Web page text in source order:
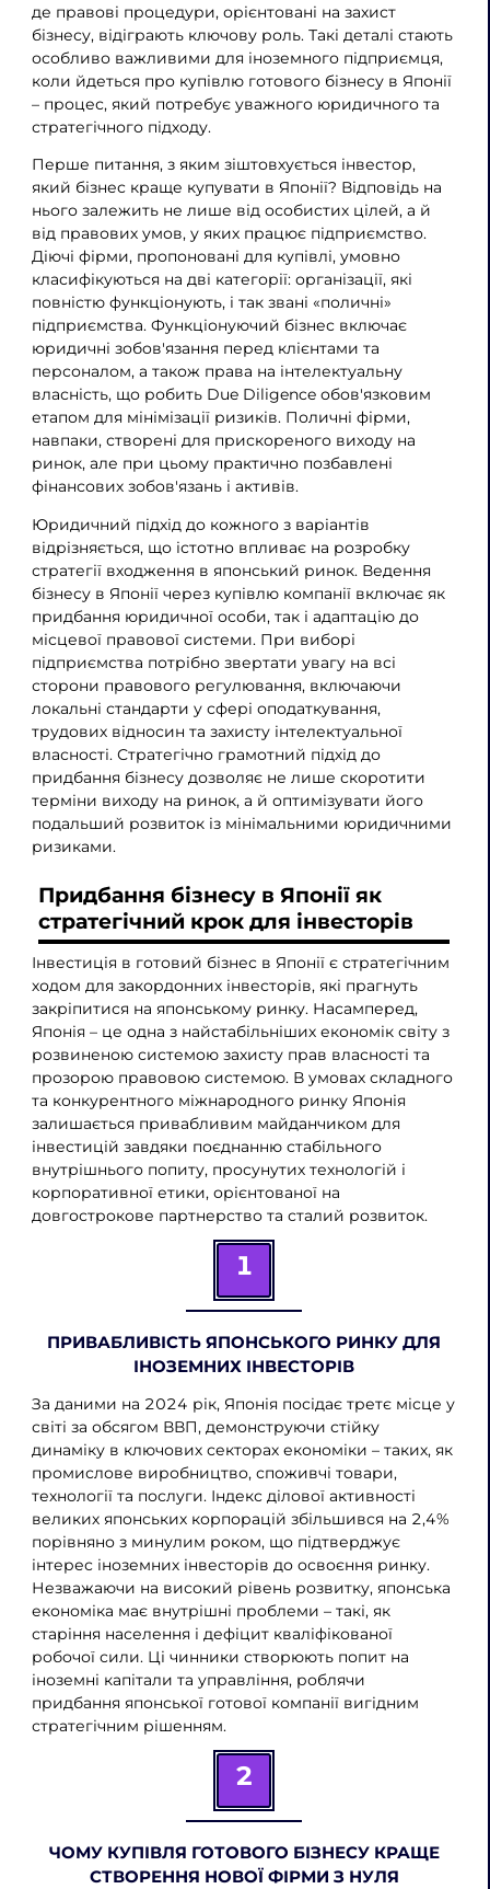
де правові процедури, орієнтовані на захист
бізнесу, відіграють ключову роль. Такі деталі стають
особливо важливими для іноземного підприємця,
коли йдеться про купівлю готового бізнесу в Японії
– процес, який потребує уважного юридичного та
стратегічного підходу.
Перше питання, з яким зіштовхується інвестор,
який бізнес краще купувати в Японії? Відповідь на
нього залежить не лише від особистих цілей, а й
від правових умов, у яких працює підприємство.
Діючі фірми, пропоновані для купівлі, умовно
класифікуються на дві категорії: організації, які
повністю функціонують, і так звані «поличні»
підприємства. Функціонуючий бізнес включає
юридичні зобов'язання перед клієнтами та
персоналом, а також права на інтелектуальну
власність, що робить Due Diligence обов'язковим
етапом для мінімізації ризиків. Поличні фірми,
навпаки, створені для прискореного виходу на
ринок, але при цьому практично позбавлені
фінансових зобов'язань і активів.
Юридичний підхід до кожного з варіантів
відрізняється, що істотно впливає на розробку
стратегії входження в японський ринок. Ведення
бізнесу в Японії через купівлю компанії включає як
придбання юридичної особи, так і адаптацію до
місцевої правової системи. При виборі
підприємства потрібно звертати увагу на всі
сторони правового регулювання, включаючи
локальні стандарти у сфері оподаткування,
трудових відносин та захисту інтелектуальної
власності. Стратегічно грамотний підхід до
придбання бізнесу дозволяє не лише скоротити
терміни виходу на ринок, а й оптимізувати його
подальший розвиток із мінімальними юридичними
ризиками.
Придбання бізнесу в Японії як
стратегічний крок для інвесторів
Інвестиція в готовий бізнес в Японії є стратегічним
ходом для закордонних інвесторів, які прагнуть
закріпитися на японському ринку. Насамперед,
Японія – це одна з найстабільніших економік світу з
розвиненою системою захисту прав власності та
прозорою правовою системою. В умовах складного
та конкурентного міжнародного ринку Японія
залишається привабливим майданчиком для
інвестицій завдяки поєднанню стабільного
внутрішнього попиту, просунутих технологій і
корпоративної етики, орієнтованої на
довгострокове партнерство та сталий розвиток.
1
ПРИВАБЛИВІСТЬ ЯПОНСЬКОГО РИНКУ ДЛЯ
ІНОЗЕМНИХ ІНВЕСТОРІВ
За даними на 2024 рік, Японія посідає третє місце у
світі за обсягом ВВП, демонструючи стійку
динаміку в ключових секторах економіки – таких, як
промислове виробництво, споживчі товари,
технології та послуги. Індекс ділової активності
великих японських корпорацій збільшився на 2,4%
порівняно з минулим роком, що підтверджує
інтерес іноземних інвесторів до освоєння ринку.
Незважаючи на високий рівень розвитку, японська
економіка має внутрішні проблеми – такі, як
старіння населення і дефіцит кваліфікованої
робочої сили. Ці чинники створюють попит на
іноземні капітали та управління, роблячи
придбання японської готової компанії вигідним
стратегічним рішенням.
2
ЧОМУ КУПІВЛЯ ГОТОВОГО БІЗНЕСУ КРАЩЕ
СТВОРЕННЯ НОВОЇ ФІРМИ З НУЛЯ